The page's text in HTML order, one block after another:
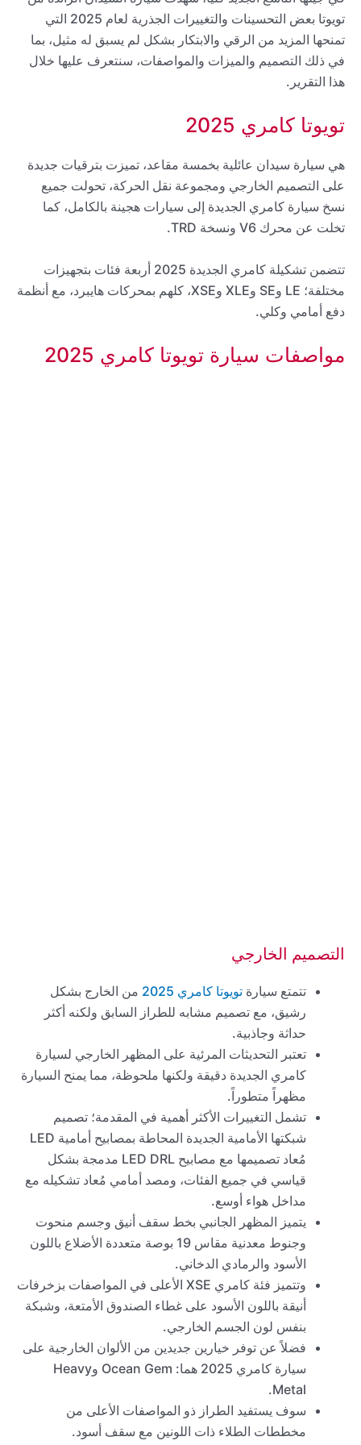
تويوتا بعض التحسينات والتغييرات الجذرية لعام 2025 التي
تمنحها المزيد من الرقي والابتكار بشكل لم يسبق له مثيل، بما
في ذلك التصميم والميزات والمواصفات، سنتعرف عليها خلال
هذا التقرير.
تويوتا كامري 2025
هي سيارة سيدان عائلية بخمسة مقاعد، تميزت بترقيات جديدة
على التصميم الخارجي ومجموعة نقل الحركة، تحولت جميع
نسخ سيارة كامري الجديدة إلى سيارات هجينة بالكامل، كما
تخلت عن محرك V6 ونسخة TRD.
تتضمن تشكيلة كامري الجديدة 2025 أربعة فئات بتجهيزات
مختلفة؛ LE وSE وXLE وXSE، كلهم بمحركات هايبرد، مع أنظمة
دفع أمامي وكلي.
مواصفات سيارة تويوتا كامري 2025
التصميم الخارجي
تتمتع سيارة تويوتا كامري 2025
من الخارج بشكل
رشيق، مع تصميم مشابه للطراز السابق ولكنه أكثر
حداثة وجاذبية.
تعتبر التحديثات المرئية على المظهر الخارجي لسيارة
كامري الجديدة دقيقة ولكنها ملحوظة، مما يمنح السيارة
مظهراً متطوراً.
تشمل التغييرات الأكثر أهمية في المقدمة؛ تصميم
شبكتها الأمامية الجديدة المحاطة بمصابيح أمامية LED
مُعاد تصميمها مع مصابيح LED DRL مدمجة بشكل
قياسي في جميع الفئات، ومصد أمامي مُعاد تشكيله مع
مداخل هواء أوسع.
يتميز المظهر الجانبي بخط سقف أنيق وجسم منحوت
وجنوط معدنية مقاس 19 بوصة متعددة الأضلاع باللون
الأسود والرمادي الدخاني.
وتتميز فئة كامري XSE الأعلى في المواصفات بزخرفات
أنيقة باللون الأسود على غطاء الصندوق الأمتعة، وشبكة
بنفس لون الجسم الخارجي.
فضلاً عن توفر خيارين جديدين من الألوان الخارجية على
سيارة كامري 2025 هما: Ocean Gem وHeavy
Metal.
سوف يستفيد الطراز ذو المواصفات الأعلى من
مخططات الطلاء ذات اللونين مع سقف أسود.